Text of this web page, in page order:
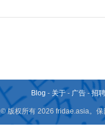
Blog - 关于 - 广告 -招
© 版权所有 2026 fridae.asia。